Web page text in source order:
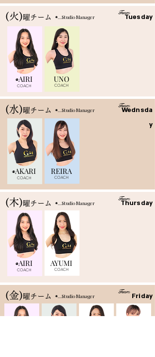
​(火) 曜チーム
Team
Tuesday
​◉…Studio Manager
​(水) 曜チーム
Team
Wednsda
y
​◉…Studio Manager
​(木) 曜チーム
Team
Thursday
​◉…Studio Manager
​(金) 曜チーム
Team
Friday
​◉…Studio Manager
◉AIRI
COACH
UNO
COACH
◉AKARI
COACH
REIRA
COACH
◉AIRI
COACH
AYUMI
COACH